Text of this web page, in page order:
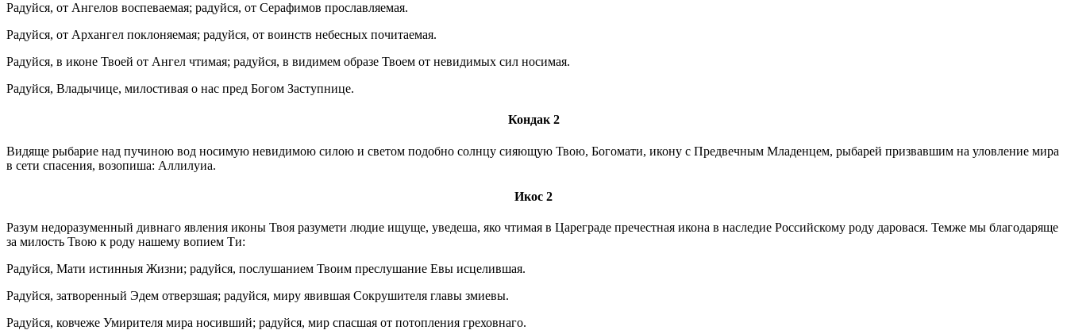
Радуйся, от Ангелов воспеваемая; радуйся, от Серафимов прославляемая.
Радуйся, от Архангел поклоняемая; радуйся, от воинств небесных почитаемая.
Радуйся, в иконе Твоей от Ангел чтимая; радуйся, в видимем образе Твоем от невидимых сил носимая.
Радуйся, Владычице, милостивая о нас пред Богом Заступнице.
Кондак 2
Видяще рыбарие над пучиною вод носимую невидимою силою и светом подобно солнцу сияющую Твою, Богомати, икону с Предвечным Младенцем, рыбарей призвавшим на уловление мира
в сети спасения, возопиша: Аллилуиа.
Икос 2
Разум недоразуменный дивнаго явления иконы Твоя разумети людие ищуще, уведеша, яко чтимая в Цареграде пречестная икона в наследие Российскому роду даровася. Темже мы благодаряще
за милость Твою к роду нашему вопием Ти:
Радуйся, Мати истинныя Жизни; радуйся, послушанием Твоим преслушание Евы исцелившая.
Радуйся, затворенный Эдем отверзшая; радуйся, миру явившая Сокрушителя главы змиевы.
Радуйся, ковчеже Умирителя мира носивший; радуйся, мир спасшая от потопления греховнаго.